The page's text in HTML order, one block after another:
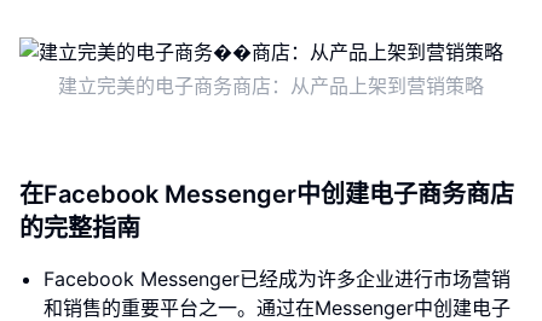
建立完美的电子商务商店：从产品上架到营销策略
在Facebook Messenger中创建电子商务商店
的完整指南
Facebook Messenger已经成为许多企业进行市场营销
和销售的重要平台之一。通过在Messenger中创建电子